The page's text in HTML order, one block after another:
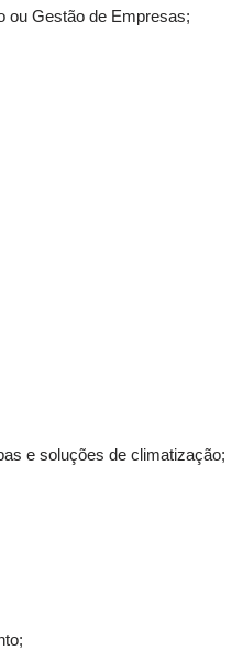
ou Gestão de Empresas;
e soluções de climatização;